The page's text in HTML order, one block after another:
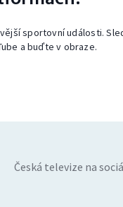
sportovní události.
a buďte v obraze.
Česká televize na